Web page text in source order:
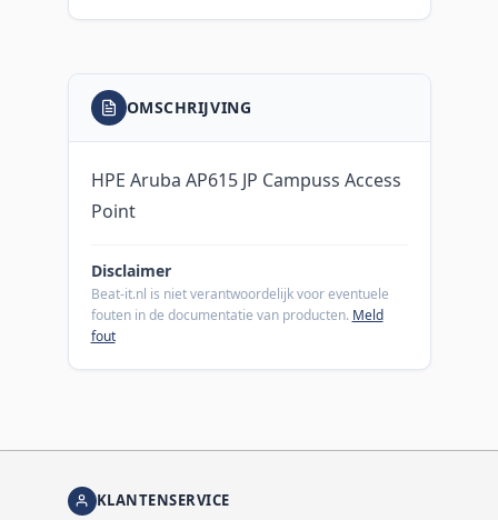
OMSCHRIJVING
HPE Aruba AP615 JP Campuss Access
Point
Disclaimer
Beat-it.nl is niet verantwoordelijk voor eventuele
fouten in de documentatie van producten. Meld
fout
KLANTENSERVICE